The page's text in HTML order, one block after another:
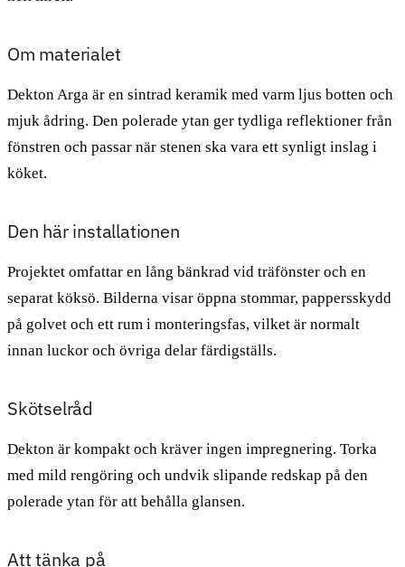
Om materialet
Dekton Arga är en sintrad keramik med varm ljus botten och
mjuk ådring. Den polerade ytan ger tydliga reflektioner från
fönstren och passar när stenen ska vara ett synligt inslag i
köket.
Den här installationen
Projektet omfattar en lång bänkrad vid träfönster och en
separat köksö. Bilderna visar öppna stommar, pappersskydd
på golvet och ett rum i monteringsfas, vilket är normalt
innan luckor och övriga delar färdigställs.
Skötselråd
Dekton är kompakt och kräver ingen impregnering. Torka
med mild rengöring och undvik slipande redskap på den
polerade ytan för att behålla glansen.
Att tänka på